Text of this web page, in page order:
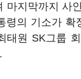
마지막까지 사
령의 기소가 확
태원 SK그룹